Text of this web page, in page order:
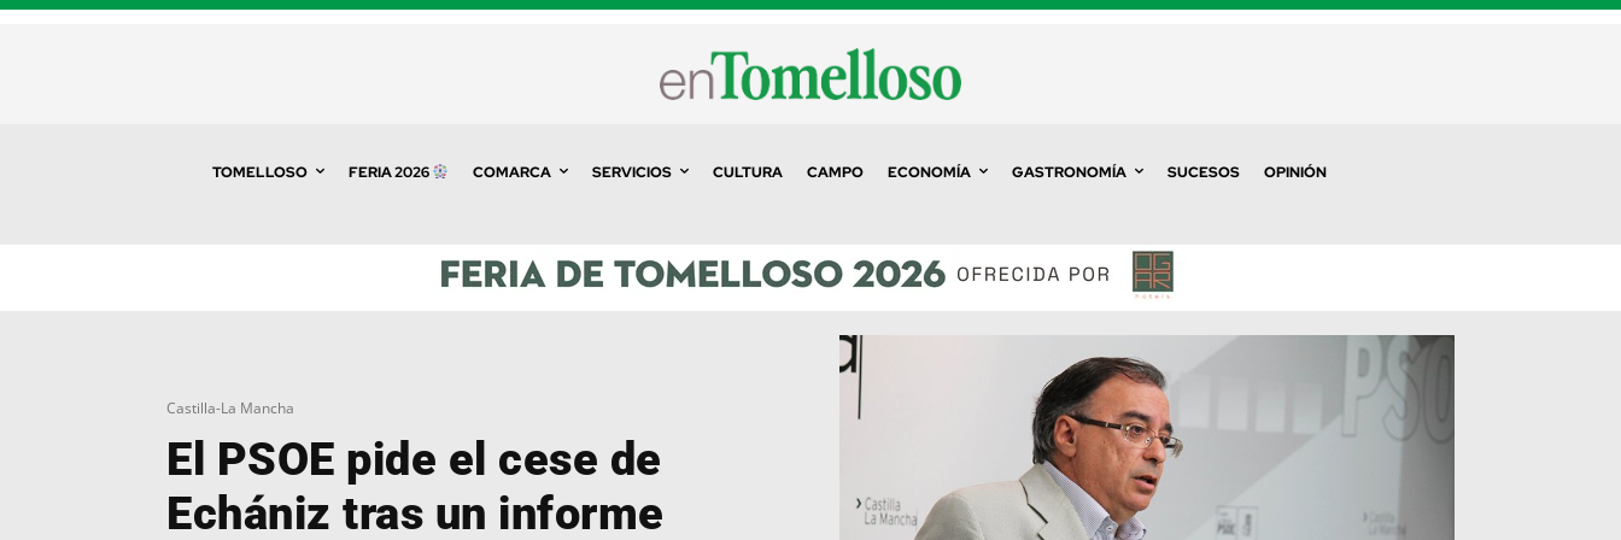
TOMELLOSO FERIA 2026 COMARCA SERVICIOS CULTURA CAMPO ECONOMÍA GASTRONOMÍA SUCESOS OPINIÓN
Castilla-La Mancha
El PSOE pide el cese de
Echániz tras un informe